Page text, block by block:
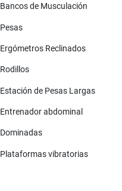
Bancos de Musculación
Pesas
Ergómetros Reclinados
Rodillos
Estación de Pesas Largas
Entrenador abdominal
Dominadas
Plataformas vibratorias